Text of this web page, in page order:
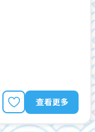
查看更多